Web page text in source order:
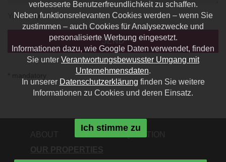
Your subject *
ACQUISITION
verbesserte Benutzerfreundlichkeit zu schaffen.
Neben funktionsrelevanten Cookies werden – wenn Sie
zustimmen – auch Cookies für Analysezwecke und
personalisierte Werbung eingesetzt.
Informationen dazu, wie Google Daten verwendet, finden
Sie unter Verantwortungsbewusster Umgang mit
Unternehmensdaten.
In unserer Datenschutzerklärung finden Sie weitere
Informationen zu Cookies und deren Einsatz.
Ich stimme zu